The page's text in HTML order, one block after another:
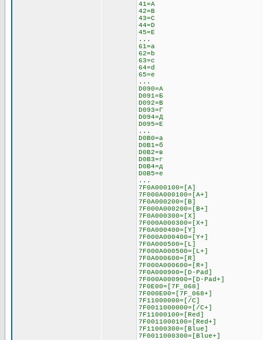
41=A
42=B
43=C
44=D
45=E
...
61=a
62=b
63=c
64=d
65=e
...
D090=А
D091=Б
D092=В
D093=Г
D094=Д
D095=Е
...
D0B0=а
D0B1=б
D0B2=в
D0B3=г
D0B4=д
D0B5=е
...
7F0A000100=[A]
7F000A000100=[A+]
7F0A000200=[B]
7F000A000200=[B+]
7F0A000300=[X]
7F000A000300=[X+]
7F0A000400=[Y]
7F000A000400=[Y+]
7F0A000500=[L]
7F000A000500=[L+]
7F0A000600=[R]
7F000A000600=[R+]
7F0A000900=[D-Pad]
7F000A000900=[D-Pad+]
7F0E00=[7F_068]
7F000E00=[7F_068+]
7F11000000=[/C]
7F0011000000=[/C+]
7F11000100=[Red]
7F0011000100=[Red+]
7F11000300=[Blue]
7F0011000300=[Blue+]